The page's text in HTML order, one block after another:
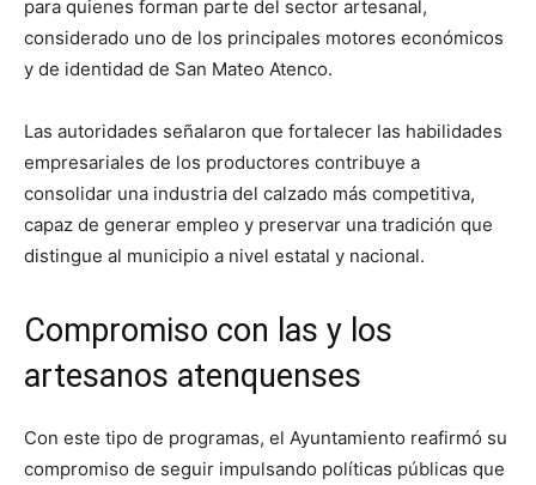
para quienes forman parte del sector artesanal,
considerado uno de los principales motores económicos
y de identidad de San Mateo Atenco.
Las autoridades señalaron que fortalecer las habilidades
empresariales de los productores contribuye a
consolidar una industria del calzado más competitiva,
capaz de generar empleo y preservar una tradición que
distingue al municipio a nivel estatal y nacional.
Compromiso con las y los
artesanos atenquenses
Con este tipo de programas, el Ayuntamiento reafirmó su
compromiso de seguir impulsando políticas públicas que